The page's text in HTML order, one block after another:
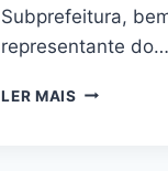
Subprefeitura,
representante do…
LER MAIS RELATO